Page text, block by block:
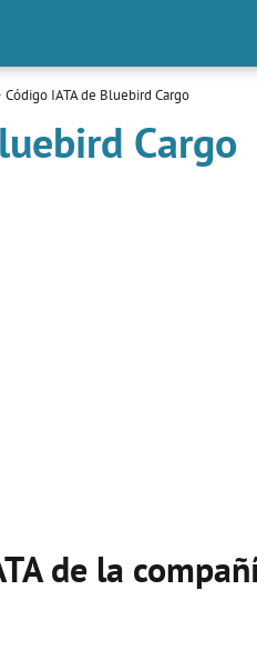
Código IATA de Bluebird Cargo
Cargo
de la